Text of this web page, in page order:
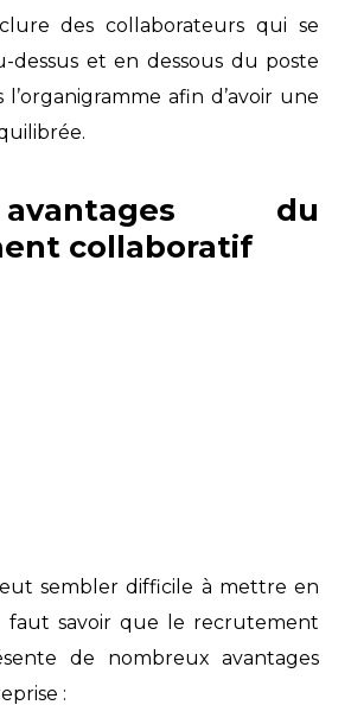
des collaborateurs qui se
dessus et en dessous du poste
afin d’avoir une
du
collaboratif
sembler difficile à mettre en
faut savoir que le recrutement
de nombreux avantages
: